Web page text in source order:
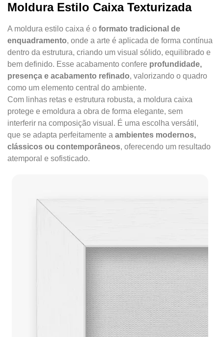
Moldura Estilo Caixa Texturizada
A moldura estilo caixa é o formato tradicional de
enquadramento, onde a arte é aplicada de forma contínua
dentro da estrutura, criando um visual sólido, equilibrado e
bem definido. Esse acabamento confere profundidade,
presença e acabamento refinado, valorizando o quadro
como um elemento central do ambiente.
Com linhas retas e estrutura robusta, a moldura caixa
protege e emoldura a obra de forma elegante, sem
interferir na composição visual. É uma escolha versátil,
que se adapta perfeitamente a ambientes modernos,
clássicos ou contemporâneos, oferecendo um resultado
atemporal e sofisticado.